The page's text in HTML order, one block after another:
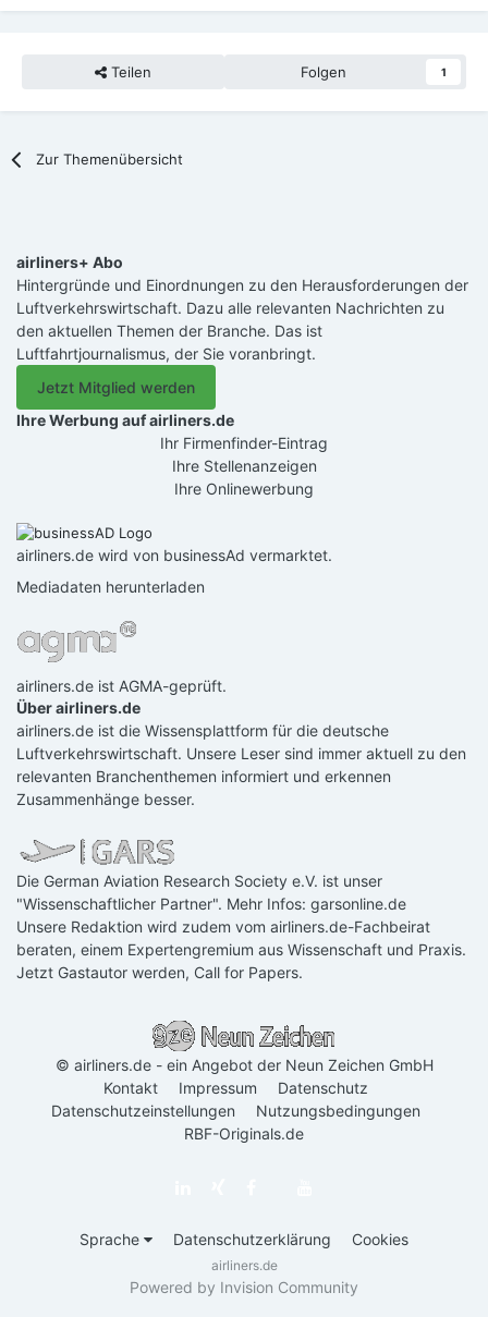
Teilen Folgen 1
Zur Themenübersicht
airliners+ Abo
Hintergründe und Einordnungen zu den Herausforderungen der
Luftverkehrswirtschaft. Dazu alle relevanten Nachrichten zu
den aktuellen Themen der Branche. Das ist
Luftfahrtjournalismus, der Sie voranbringt.
Jetzt Mitglied werden
Ihre Werbung auf airliners.de
Ihr Firmenfinder-Eintrag
Ihre Stellenanzeigen
Ihre Onlinewerbung
airliners.de wird von businessAd vermarktet.
Mediadaten herunterladen
airliners.de ist AGMA-geprüft.
Über airliners.de
airliners.de ist die Wissensplattform für die deutsche
Luftverkehrswirtschaft. Unsere Leser sind immer aktuell zu den
relevanten Branchenthemen informiert und erkennen
Zusammenhänge besser.
Die German Aviation Research Society e.V. ist unser
"Wissenschaftlicher Partner". Mehr Infos: garsonline.de
Unsere Redaktion wird zudem vom airliners.de-Fachbeirat
beraten, einem Expertengremium aus Wissenschaft und Praxis.
Jetzt Gastautor werden, Call for Papers.
© airliners.de - ein Angebot der Neun Zeichen GmbH
Kontakt
Impressum
Datenschutz
Datenschutzeinstellungen
Nutzungsbedingungen
RBF-Originals.de
Sprache Datenschutzerklärung Cookies
airliners.de
Powered by Invision Community